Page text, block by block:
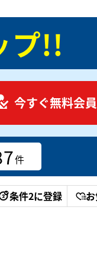
プ!!
今すぐ無料会
件
条件2に登録